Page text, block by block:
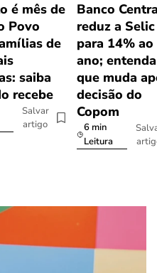
é mês de
Povo
de
saiba
recebe
Salvar
artigo
Banco
reduz a Selic
para 14% ao
ano;
que muda
decisão do
Copom
6 min
Leitura